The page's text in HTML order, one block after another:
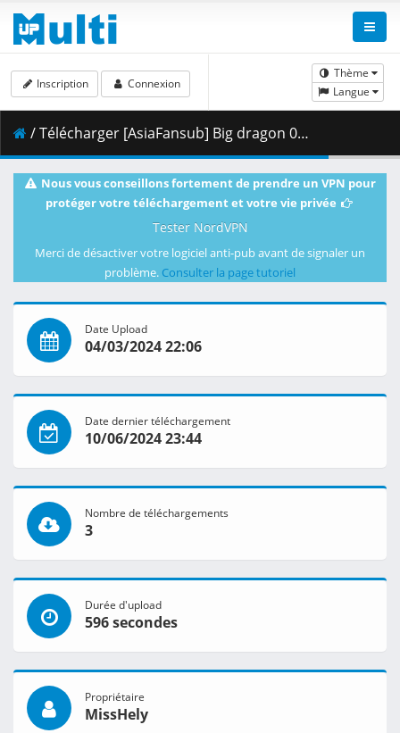
Thème
Langue
Inscription Connexion
/ Télécharger [AsiaFansub] Big dragon 08 vostfr.mp4 ( 1.89 GB )
Nous vous conseillons fortement de prendre un VPN pour
protéger votre téléchargement et votre vie privée
Tester NordVPN
Merci de désactiver votre logiciel anti-pub avant de signaler un
problème. Consulter la page tutoriel
Date Upload
04/03/2024 22:06
Date dernier téléchargement
10/06/2024 23:44
Nombre de téléchargements
3
Durée d'upload
596 secondes
Propriétaire
MissHely